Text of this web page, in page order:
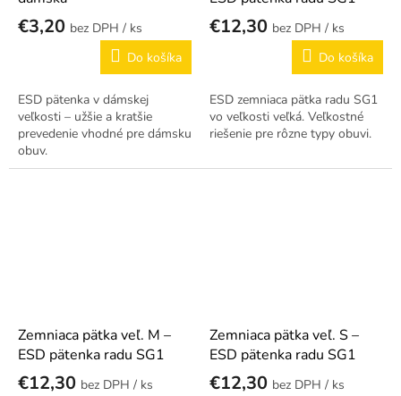
€3,20
/ ks
Do košíka
ESD pätenka v dámskej
veľkosti – užšie a kratšie
prevedenie vhodné pre dámsku
obuv.
€12,30
/ ks
Do košíka
ESD zemniaca pätka radu SG1
vo veľkosti veľká. Veľkostné
riešenie pre rôzne typy obuvi.
Zemniaca pätka veľ. M –
ESD pätenka radu SG1
€12,30
/ ks
Zemniaca pätka veľ. S –
ESD pätenka radu SG1
€12,30
/ ks